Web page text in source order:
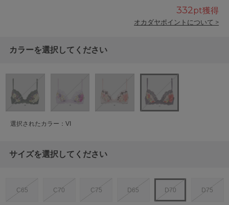
332pt獲得
オカダヤポイントについて >
カラーを選択してください
選択されたカラー：VI
サイズを選択してください
C65 C70 C75 D65 D70 D75